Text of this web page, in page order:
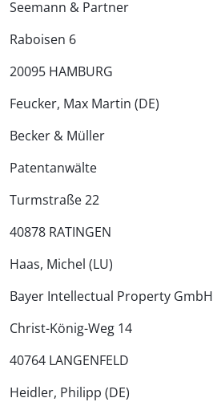
Seemann & Partner
Raboisen 6
20095 HAMBURG
Feucker, Max Martin (DE)
Becker & Müller
Patentanwälte
Turmstraße 22
40878 RATINGEN
Haas, Michel (LU)
Bayer Intellectual Property GmbH
Christ-König-Weg 14
40764 LANGENFELD
Heidler, Philipp (DE)